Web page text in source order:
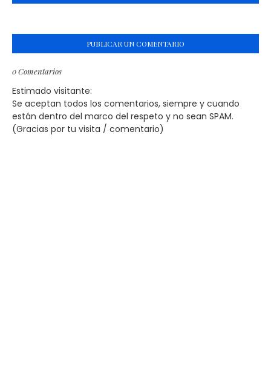
PUBLICAR UN COMENTARIO
0 Comentarios
Estimado visitante:
Se aceptan todos los comentarios, siempre y cuando
están dentro del marco del respeto y no sean SPAM.
(Gracias por tu visita / comentario)